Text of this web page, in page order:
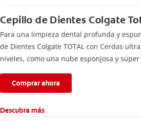
Cepillo de Dientes Colgate
Para una limpieza dental profunda y
de Dientes Colgate TOTAL con Cerdas
niveles, como una nube esponjosa y súper
Comprar ahora
Descubra más